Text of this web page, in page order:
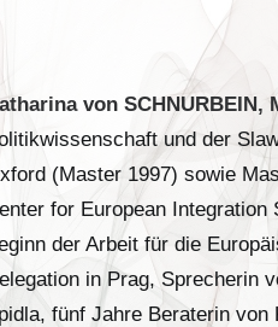
von SCHNURBEIN,
und der
(Master 1997) sowie
for European Integration
der Arbeit für die
in Prag, Sprecherin
fünf Jahre Beraterin